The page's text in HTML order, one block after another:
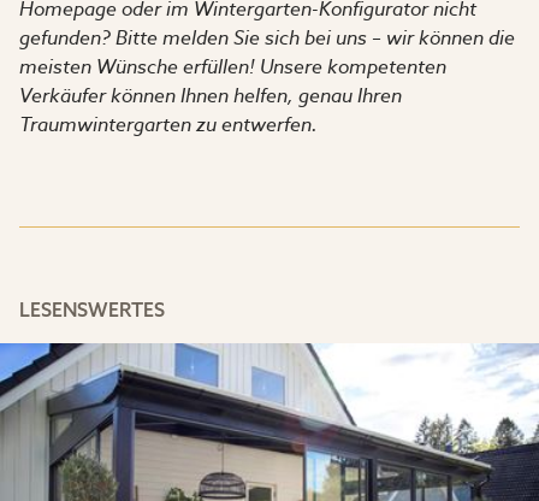
Homepage oder im Wintergarten-Konfigurator nicht
gefunden? Bitte melden Sie sich bei uns – wir können die
meisten Wünsche erfüllen! Unsere kompetenten
Verkäufer können Ihnen helfen, genau Ihren
Traumwintergarten zu entwerfen.
LESENSWERTES